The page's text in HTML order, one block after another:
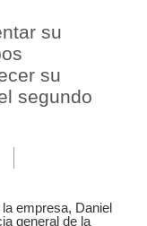
su
su
segundo